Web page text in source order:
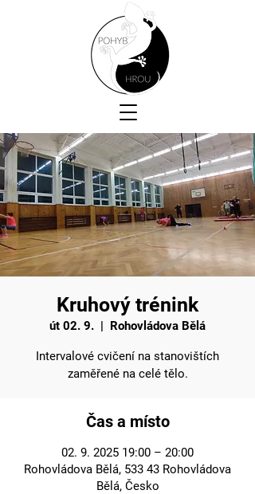
Kruhový trénink
út 02. 9.
  |
Rohovládova Bělá
Intervalové cvičení na stanovištích
zaměřené na celé tělo.
Čas a místo
02. 9. 2025 19:00 – 20:00
Rohovládova Bělá, 533 43 Rohovládova
Bělá, Česko